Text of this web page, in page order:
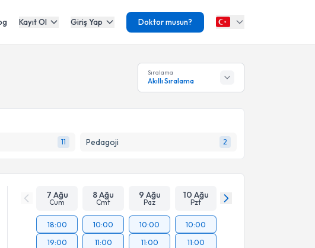
Kayıt Ol Giriş Yap Doktor musun?
Sıralama
Akıllı Sıralama
11 Pedagoji 2
7 Ağu
Cum
8 Ağu
Cmt
9 Ağu
Paz
10 Ağu
Pzt
18:00
19:00
10:00
11:00
10:00
11:00
10:00
11:00